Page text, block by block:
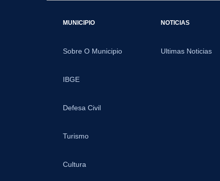
MUNICIPIO
Sobre O Municipio
IBGE
Defesa Civil
Turismo
Cultura
NOTICIAS
Ultimas Noticias